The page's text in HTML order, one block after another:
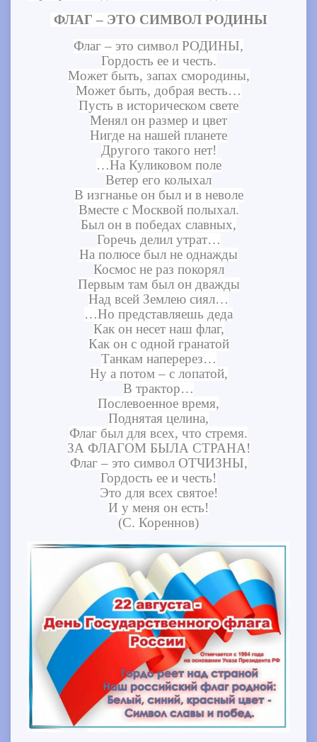
ФЛАГ – ЭТО СИМВОЛ РОДИНЫ
Флаг – это символ РОДИНЫ,
Гордость ее и честь.
Может быть, запах смородины,
Может быть, добрая весть…
Пусть в историческом свете
Менял он размер и цвет
Нигде на нашей планете
Другого такого нет!
…На Куликовом поле
Ветер его колыхал
В изгнанье он был и в неволе
Вместе с Москвой полыхал.
Был он в победах славных,
Горечь делил утрат…
На полюсе был не однажды
Космос не раз покорял
Первым там был он дважды
Над всей Землею сиял…
…Но представляешь деда
Как он несет наш флаг,
Как он с одной гранатой
Танкам наперерез…
Ну а потом – с лопатой,
В трактор…
Послевоенное время,
Поднятая целина,
Флаг был для всех, что стремя.
ЗА ФЛАГОМ БЫЛА СТРАНА!
Флаг – это символ ОТЧИЗНЫ,
Гордость ее и честь!
Это для всех святое!
И у меня он есть!
(С. Кореннов)